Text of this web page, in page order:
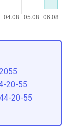
20-55
20-55